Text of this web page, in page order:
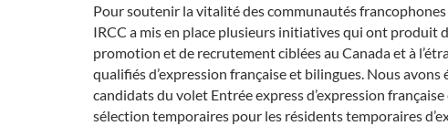
Pour soutenir la vitalité des communautés
IRCC a mis en place plusieurs initiatives qui ont produit
promotion et de recrutement ciblées au Canada et à
qualifiés d’expression française et bilingues. Nous
candidats du volet Entrée express d’expression
sélection temporaires pour les résidents temporaires